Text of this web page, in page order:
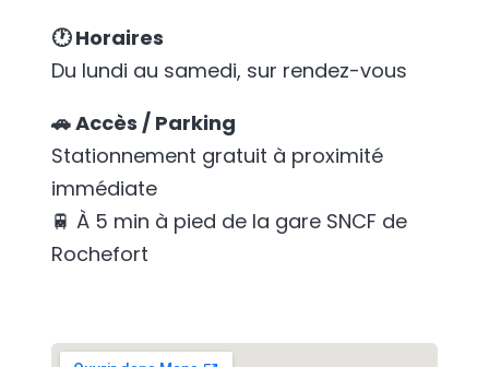
🕐 Horaires
Du lundi au samedi, sur rendez-vous
🚗 Accès / Parking
Stationnement gratuit à proximité
immédiate
🚆 À 5 min à pied de la gare SNCF de
Rochefort